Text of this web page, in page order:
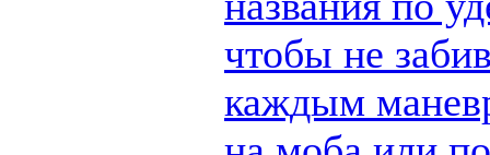
чтобы не
каждым